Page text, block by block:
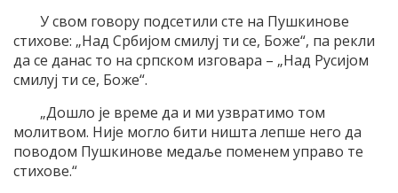
У свом говору подсетили сте на Пушкинове
стихове: „Над Србијом смилуј ти се, Боже“, па рекли
да се данас то на српском изговара – „Над Русијом
смилуј ти се, Боже“.
„Дошло је време да и ми узвратимо том
молитвом. Није могло бити ништа лепше него да
поводом Пушкинове медаље поменем управо те
стихове.“